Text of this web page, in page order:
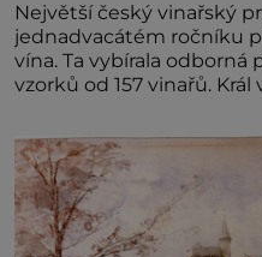
Největší český vinařský
jednadvacátém ročníku
vína. Ta vybírala odborná
vzorků